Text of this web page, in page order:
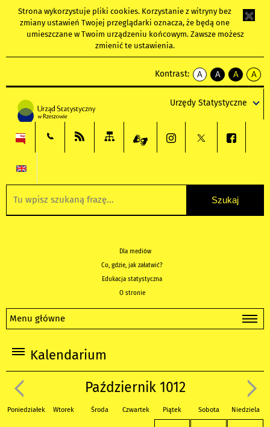
Strona wykorzystuje pliki cookies. Korzystanie z witryny bez
zmiany ustawień Twojej przeglądarki oznacza, że będą one
umieszczane w Twoim urządzeniu końcowym. Zawsze możesz
zmienić te ustawienia.
Kontrast:
A
kontrast
A
kontrast
tekst
czarnym
A
kontrast
tekst
czarnym
A
tekst
żółtym
Urzędy Statystyczne
Dla mediów
Co, gdzie, jak załatwić?
Edukacja statystyczna
O stronie
Menu główne
Kalendarium
Październik 1012
Poniedziałek Wtorek Środa Czwartek Piątek Sobota Niedziela